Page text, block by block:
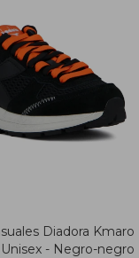
Diadora Kmaro
- Negro-negro